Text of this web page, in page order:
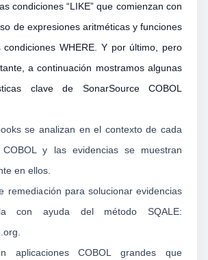
condiciones “LIKE” que comienzan con
de expresiones aritméticas y funciones
WHERE. Y por último, pero
a continuación mostramos algunas
clave de SonarSource COBOL
se analizan en el contexto de cada
COBOL y las evidencias se muestran
en ellos.
remediación para solucionar evidencias
con ayuda del método SQALE:
aplicaciones COBOL grandes que